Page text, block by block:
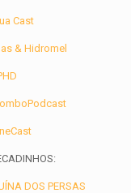
Cast
& Hidromel
DOS PERSAS